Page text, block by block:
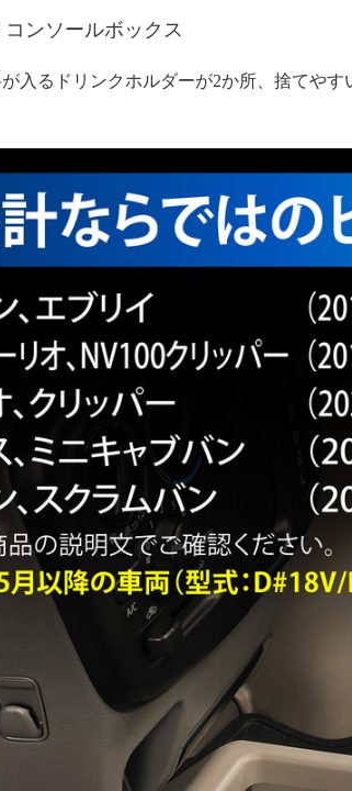
コンソールボックス
入るドリンクホルダーが2か所、捨てや